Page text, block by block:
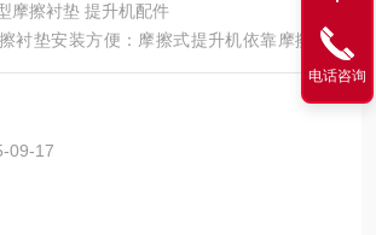
摩擦衬垫 提升机配件
衬垫安装方便：摩擦式提升机依靠摩擦轮上
丝绳及绳端负荷，并依靠它与钢丝绳之间的
运送人员和物料，这种摩擦零件被称为摩擦衬
09-17
电话咨询